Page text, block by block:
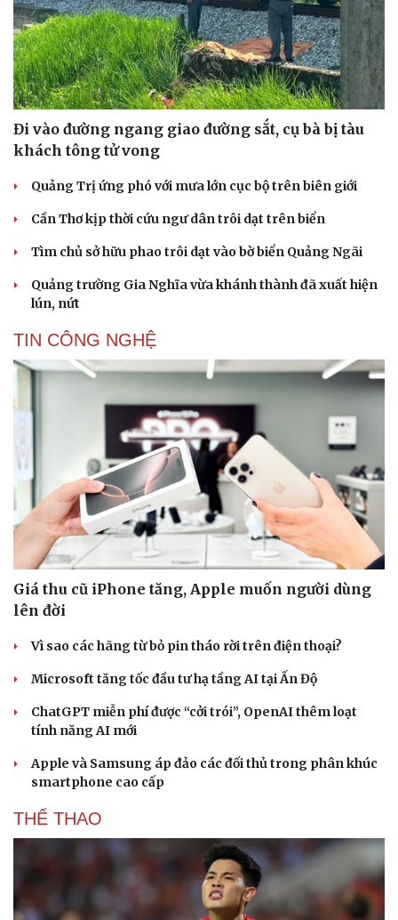
Văn hóa
Sân khấu - Điện ảnh
Văn học
Âm nhạc
Di sản
Giải trí
Nghệ sĩ
Thời trang
Sao Việt
Đi vào đường ngang giao đường sắt, cụ bà bị tàu
khách tông tử vong
Quảng Trị ứng phó với mưa lớn cục bộ trên biên giới
Cần Thơ kịp thời cứu ngư dân trôi dạt trên biển
Tìm chủ sở hữu phao trôi dạt vào bờ biển Quảng Ngãi
Quảng trường Gia Nghĩa vừa khánh thành đã xuất hiện
lún, nứt
TIN CÔNG NGHỆ
Giá thu cũ iPhone tăng, Apple muốn người dùng
lên đời
Vì sao các hãng từ bỏ pin tháo rời trên điện thoại?
Microsoft tăng tốc đầu tư hạ tầng AI tại Ấn Độ
ChatGPT miễn phí được “cởi trói”, OpenAI thêm loạt
tính năng AI mới
Apple và Samsung áp đảo các đối thủ trong phân khúc
smartphone cao cấp
THỂ THAO